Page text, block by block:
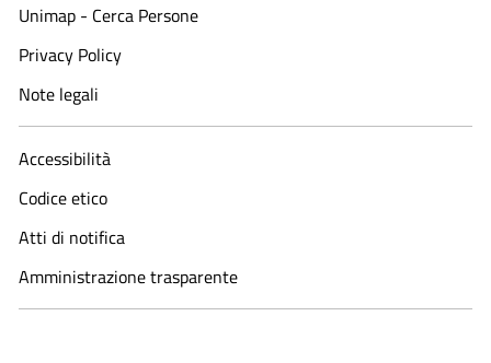
Unimap - Cerca Persone
Privacy Policy
Note legali
Accessibilità
Codice etico
Atti di notifica
Amministrazione trasparente